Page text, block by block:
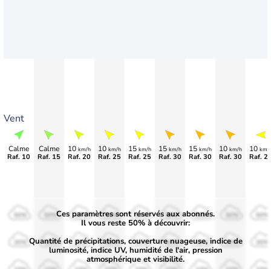
Vent
Calme
Raf. 10
Calme
Raf. 15
10 km/h
Raf. 20
10 km/h
Raf. 25
15 km/h
Raf. 25
15 km/h
Raf. 30
15 km/h
Raf. 30
10 km/h
Raf. 30
10 km/
Raf.
50%
30%
50%
30%
50%
30%
50%
30%
50%
30%
50%
30%
50%
30% 30% 30%
Ces paramètres sont réservés aux abonnés.
Il vous reste 50% à découvrir:
Quantité de précipitations, couverture nuageuse, indice de
luminosité, indice UV, humidité de l'air, pression
atmosphérique et visibilité.